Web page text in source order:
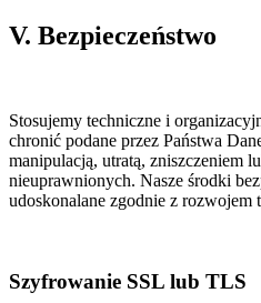
V. Bezpieczeństwo
Stosujemy techniczne i
chronić podane przez Państwa
manipulacją, utratą, zniszczeniem
nieuprawnionych. Nasze środki
udoskonalane zgodnie z rozwojem
Szyfrowanie SSL lub TLS